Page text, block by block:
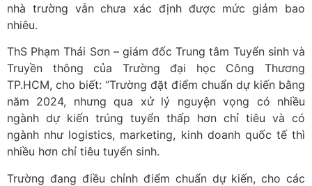
nhà trường vẫn chưa xác định được mức giảm bao
nhiêu.
ThS Phạm Thái Sơn – giám đốc Trung tâm Tuyển sinh và
Truyền thông của Trường đại học Công Thương
TP.HCM, cho biết: “Trường đặt điểm chuẩn dự kiến bằng
năm 2024, nhưng qua xử lý nguyện vọng có nhiều
ngành dự kiến trúng tuyển thấp hơn chỉ tiêu và có
ngành như logistics, marketing, kinh doanh quốc tế thì
nhiều hơn chỉ tiêu tuyển sinh.
Trường đang điều chỉnh điểm chuẩn dự kiến, cho các